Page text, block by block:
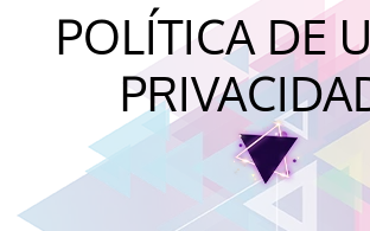
POLÍTICA DE